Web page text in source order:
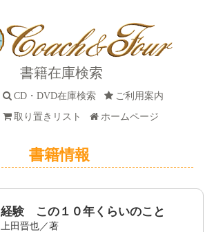
書籍在庫検索
CD・DVD在庫検索
ご利用案内
取り置きリスト ホームページ
書籍情報
経験 この１０年くらいのこと
上田晋也／著